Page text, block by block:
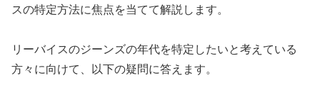
スの特定方法に焦点を当てて解説します。
リーバイスのジーンズの年代を特定したいと考えている
方々に向けて、以下の疑問に答えます。